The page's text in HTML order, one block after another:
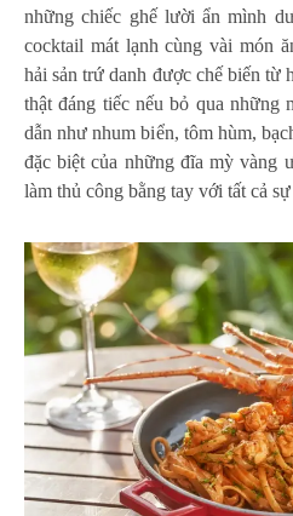
những chiếc ghế lười ẩn mình
cocktail mát lạnh cùng vài món
hải sản trứ danh được chế biến từ
thật đáng tiếc nếu bỏ qua những
dẫn như nhum biển, tôm hùm,
đặc biệt của những đĩa mỳ vàng
làm thủ công bằng tay với tất cả